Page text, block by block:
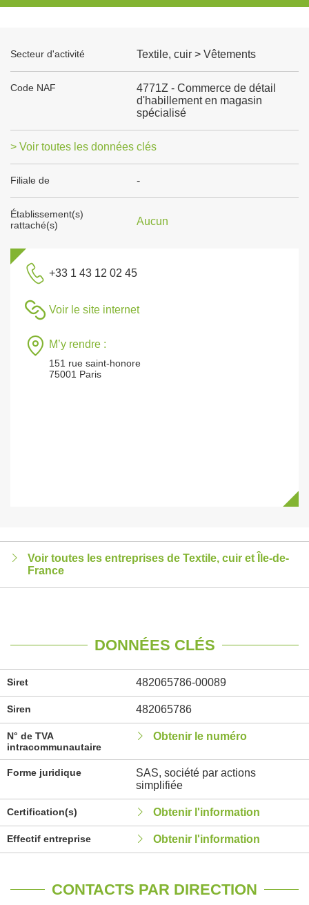
Secteur d'activité Textile, cuir > Vêtements
Code NAF
4771Z - Commerce de détail
d'habillement en magasin
spécialisé
> Voir toutes les données clés
Filiale de -
Établissement(s)
rattaché(s)
Aucun
+33 1 43 12 02 45
Voir le site internet
M’y rendre :
151 rue saint-honore
75001 Paris
Voir toutes les entreprises de Textile, cuir et Île-de-
France
DONNÉES CLÉS
Siret 482065786-00089
Siren 482065786
N° de TVA
intracommunautaire
Obtenir le numéro
Forme juridique
SAS, société par actions
simplifiée
Certification(s) Obtenir l'information
Effectif entreprise Obtenir l'information
CONTACTS PAR DIRECTION